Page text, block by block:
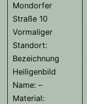
Mondorfer
Straße 10
Vormaliger
Standort:
Bezeichnung
Heiligenbild
Name: –
Material: